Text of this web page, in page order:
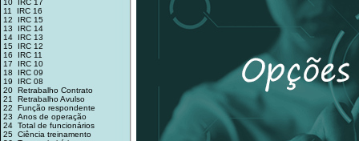
10 IRC 17
11 IRC 16
12 IRC 15
13 IRC 14
14 IRC 13
15 IRC 12
16 IRC 11
17 IRC 10
18 IRC 09
19 IRC 08
20 Retrabalho Contrato
21 Retrabalho Avulso
22 Função respondente
23 Anos de operação
24 Total de funcionários
25 Ciência treinamento